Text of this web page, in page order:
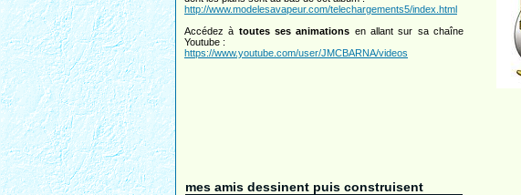
http://www.modelesavapeur.com/telechargements5/index.html
Accédez à toutes ses animations en allant sur sa chaîne
Youtube :
https://www.youtube.com/user/JMCBARNA/videos
mes amis dessinent puis construisent